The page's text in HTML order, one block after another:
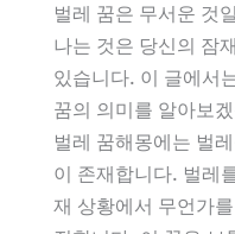
벌레 꿈은 무서운 것
나는 것은 당신의 잠
있습니다. 이 글에서
꿈의 의미를 알아보
벌레 꿈해몽에는 벌
이 존재합니다. 벌레
재 상황에서 무언가